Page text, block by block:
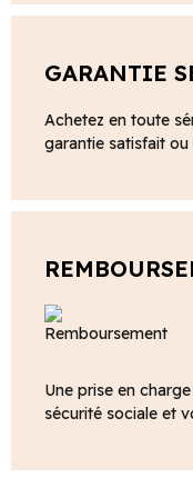
GARANTIE
Achetez en toute
garantie satisfait
Une prise en
sécurité sociale et